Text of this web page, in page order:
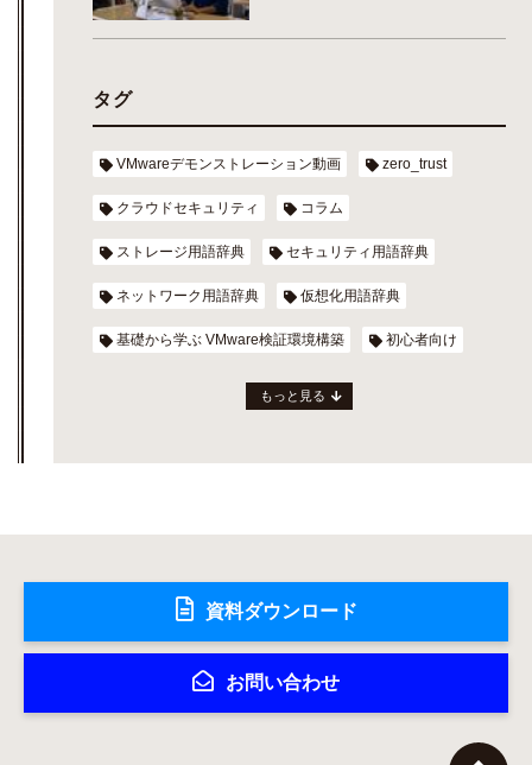
タグ
VMwareデモンストレーション動画 zero_trust
クラウドセキュリティ コラム
ストレージ用語辞典 セキュリティ用語辞典
ネットワーク用語辞典 仮想化用語辞典
基礎から学ぶ VMware検証環境構築 初心者向け
もっと見る
資料ダウンロード
お問い合わせ